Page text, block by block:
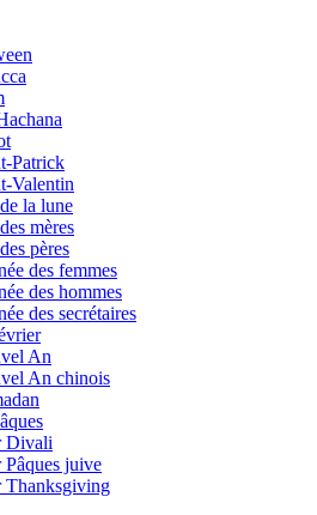
Patrick
Valentin
la lune
mères
pères
des femmes
des hommes
des secrétaires
An
An chinois
Divali
Pâques juive
Thanksgiving